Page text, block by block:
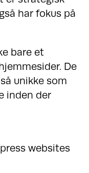
har fokus på
bare et
De
unikke som
inden der
websites